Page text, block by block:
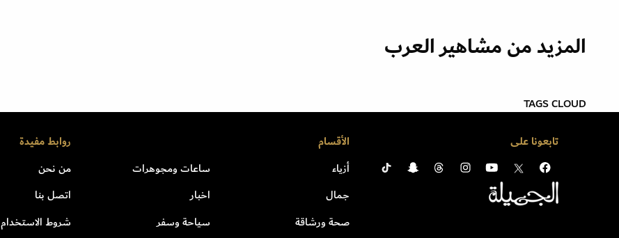
المزيد من مشاهير العرب
TAGS CLOUD
تابعونا على الأقسام
أزياء
جمال
صحة ورشاقة
ساعات ومجوهرات
اخبار
سياحة وسفر
روابط مفيدة
من نحن
اتصل بنا
شروط الاستخدام